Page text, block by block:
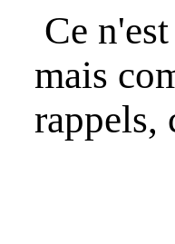
Ce
mais